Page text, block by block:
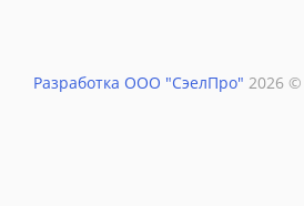
Разработка ООО "СэелПро" 2026 ©